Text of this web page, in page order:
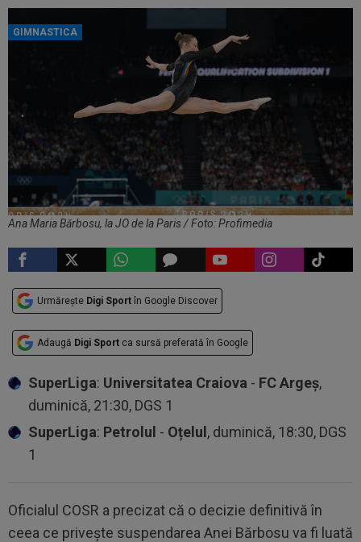
GIMNASTICA
Ana Maria Bărbosu, la JO de la Paris / Foto: Profimedia
Urmărește Digi Sport în Google Discover
Adaugă Digi Sport ca sursă preferată în Google
SuperLiga: Universitatea Craiova - FC Argeș,
duminică, 21:30, DGS 1
SuperLiga: Petrolul - Oțelul, duminică, 18:30, DGS
1
Oficialul COSR a precizat că o decizie definitivă în
ceea ce priveşte suspendarea Anei Bărbosu va fi luată